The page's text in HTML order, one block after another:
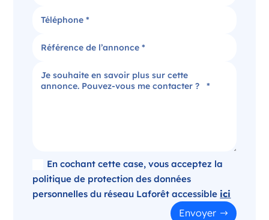
Agence immobilière dans le Puy-de-Dôme
France
Opportunité d’ouverture à Panazol
En cochant cette case, vous acceptez la
politique de protection des données
personnelles du réseau Laforêt accessible ici
Envoyer